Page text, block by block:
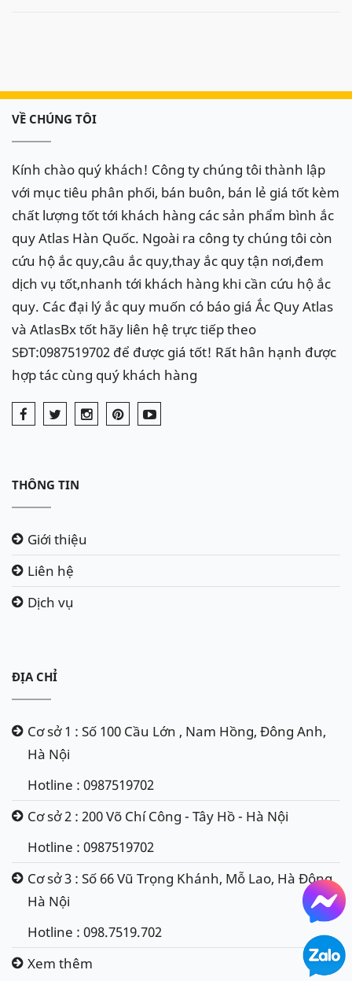
như Ah (dung lượng) và CCA (dòng khởi động nguội)
chúng ta còn phải để ý đến kích thước bình ắc quy,
chế độ bảo hành, dịch vụ hậu mãi của đại lý,...
Vị trí ắc quy xe Acura thường nằm trong khoang
động cơ thẳng ghế lái ( bên trái ), gần két nước, bạn
chỉ cần mở nắp cabo xe lên là nhìn thấy.
Xe Acura sử dụng ắc quy Atlas Dung lượng 70Ah mã
bình MF 80D26L, kích thước ắc quy ( dài x rộng x
cao): 260 x 175 x 225mm.
Đến với chúng tôi, đại lý ắc
quy chuyên phân phối - bán buôn -
bán lẻ các dòng sản phẩm ắc quy
của thương hiệu Atlas.
- Hỗ trợ lắp đặt tận nơi nhiều khu vực như : Hà Nội -
Hải Phòng - Đà Nẵng - TP.HCM - Vĩnh Phúc - Bắc
- Giao hàng toàn quốc.
- Giá cả cạnh tranh.
Hãy liên hệ: 0987519702 - Để được tư vấn miễn phí
về các sản phẩm phù hợp với dòng xe Acura mà bạn
đang sử dụng.
VỀ CHÚNG TÔI
Kính chào quý khách! Công ty chúng tôi thành lập
với mục tiêu phân phối, bán buôn, bán lẻ giá tốt kèm
chất lượng tốt tới khách hàng các sản phẩm bình ắc
quy Atlas Hàn Quốc. Ngoài ra công ty chúng tôi còn
cứu hộ ắc quy,câu ắc quy,thay ắc quy tận nơi,đem
dịch vụ tốt,nhanh tới khách hàng khi cần cứu hộ ắc
quy. Các đại lý ắc quy muốn có báo giá Ắc Quy Atlas
và AtlasBx tốt hãy liên hệ trực tiếp theo
SĐT:0987519702 để được giá tốt! Rất hân hạnh được
hợp tác cùng quý khách hàng
THÔNG TIN
Giới thiệu
Liên hệ
Dịch vụ
ĐỊA CHỈ
Cơ sở 1 : Số 100 Cầu Lớn , Nam Hồng, Đông Anh,
Hà Nội
Hotline : 0987519702
Cơ sở 2 : 200 Võ Chí Công - Tây Hồ - Hà Nội
Hotline : 0987519702
Cơ sở 3 : Số 66 Vũ Trọng Khánh, Mỗ Lao, Hà Đông,
Hà Nội
Hotline : 098.7519.702
Xem thêm